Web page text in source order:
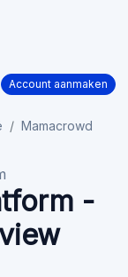
Account aanmaken
Mamacrowd
-